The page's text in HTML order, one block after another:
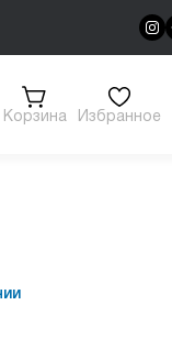
Корзина Избранное